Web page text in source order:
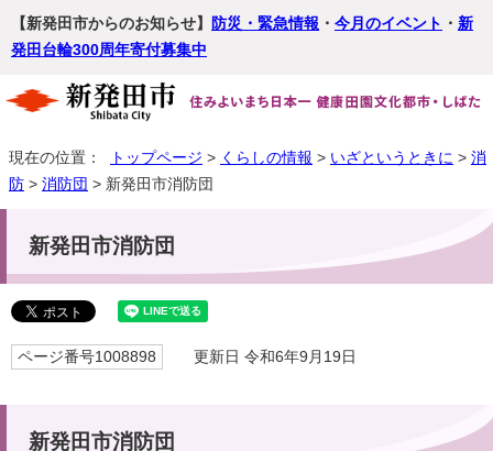
【新発田市からのお知らせ】 防災・緊急情報 ・ 今月のイベント ・ 新
発田台輪300周年寄付募集中
現在の位置： トップページ > くらしの情報 > いざというときに > 消
防 > 消防団 > 新発田市消防団
新発田市消防団
ページ番号1008898 更新日 令和6年9月19日
新発田市消防団